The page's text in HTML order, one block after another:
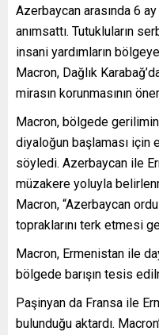
Azerbaycan arasında 6
anımsattı. Tutukluların
insani yardımların
Macron, Dağlık
mirasın korunmasının
Macron, bölgede
diyaloğun başlaması için
söyledi. Azerbaycan ile
müzakere yoluyla
Macron, “Azerbaycan
topraklarını terk etmesi
Macron, Ermenistan ile
bölgede barışın tesis
Paşinyan da Fransa ile
bulunduğu aktardı.